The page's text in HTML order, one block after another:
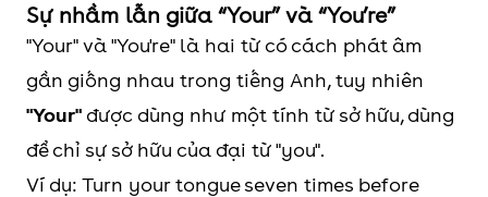
Sự nhầm lẫn giữa “Your” và “You’re”
"Your" và "You're" là hai từ có cách phát âm
gần giống nhau trong tiếng Anh, tuy nhiên
"Your" được dùng như một tính từ sở hữu, dùng
để chỉ sự sở hữu của đại từ "you".
Ví dụ: Turn your tongue seven times before